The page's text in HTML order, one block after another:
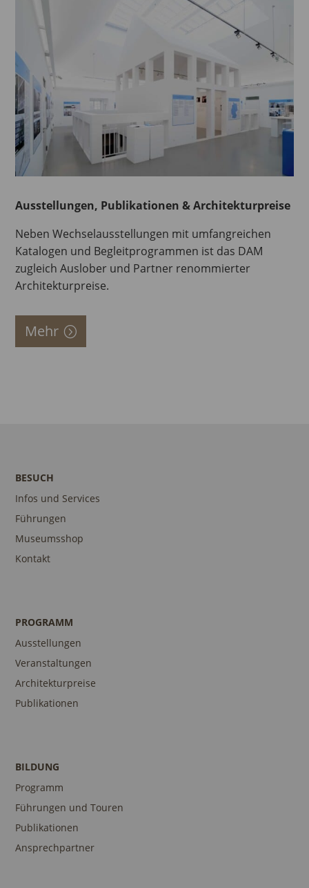
Ausstellungen, Publikationen & Architekturpreise
Neben Wechselausstellungen mit umfangreichen
Katalogen und Begleitprogrammen ist das DAM
zugleich Auslober und Partner renommierter
Architekturpreise.
Mehr
BESUCH
Infos und Services
Führungen
Museumsshop
Kontakt
PROGRAMM
Ausstellungen
Veranstaltungen
Architekturpreise
Publikationen
BILDUNG
Programm
Führungen und Touren
Publikationen
Ansprechpartner